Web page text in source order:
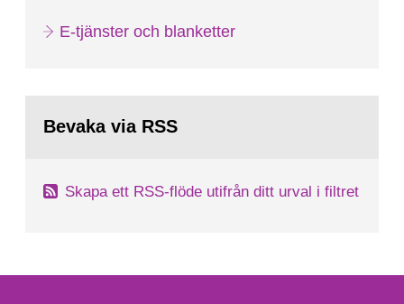
E-tjänster och blanketter
Bevaka via RSS
Skapa ett RSS-flöde utifrån ditt urval i filtret